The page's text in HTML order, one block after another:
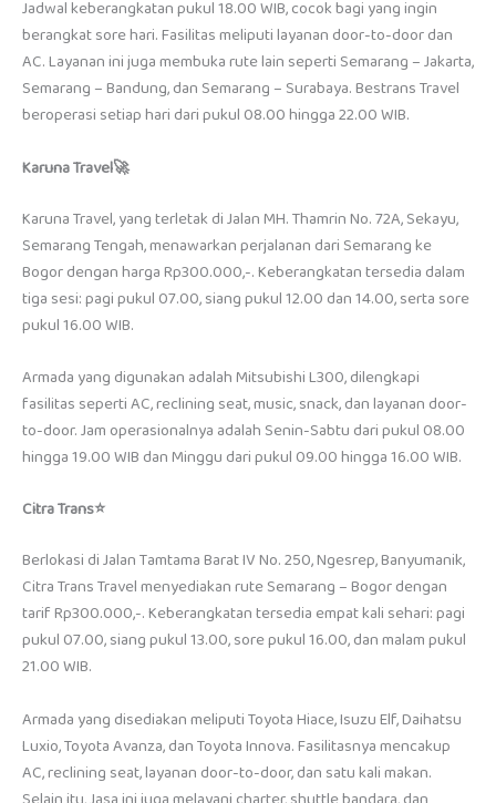
Jadwal keberangkatan pukul 18.00 WIB, cocok bagi yang ingin
berangkat sore hari. Fasilitas meliputi layanan door-to-door dan
AC. Layanan ini juga membuka rute lain seperti Semarang – Jakarta,
Semarang – Bandung, dan Semarang – Surabaya. Bestrans Travel
beroperasi setiap hari dari pukul 08.00 hingga 22.00 WIB.
Karuna Travel🚀
Karuna Travel, yang terletak di Jalan MH. Thamrin No. 72A, Sekayu,
Semarang Tengah, menawarkan perjalanan dari Semarang ke
Bogor dengan harga Rp300.000,-. Keberangkatan tersedia dalam
tiga sesi: pagi pukul 07.00, siang pukul 12.00 dan 14.00, serta sore
pukul 16.00 WIB.
Armada yang digunakan adalah Mitsubishi L300, dilengkapi
fasilitas seperti AC, reclining seat, music, snack, dan layanan door-
to-door. Jam operasionalnya adalah Senin-Sabtu dari pukul 08.00
hingga 19.00 WIB dan Minggu dari pukul 09.00 hingga 16.00 WIB.
Citra Trans⭐
Berlokasi di Jalan Tamtama Barat IV No. 250, Ngesrep, Banyumanik,
Citra Trans Travel menyediakan rute Semarang – Bogor dengan
tarif Rp300.000,-. Keberangkatan tersedia empat kali sehari: pagi
pukul 07.00, siang pukul 13.00, sore pukul 16.00, dan malam pukul
21.00 WIB.
Armada yang disediakan meliputi Toyota Hiace, Isuzu Elf, Daihatsu
Luxio, Toyota Avanza, dan Toyota Innova. Fasilitasnya mencakup
AC, reclining seat, layanan door-to-door, dan satu kali makan.